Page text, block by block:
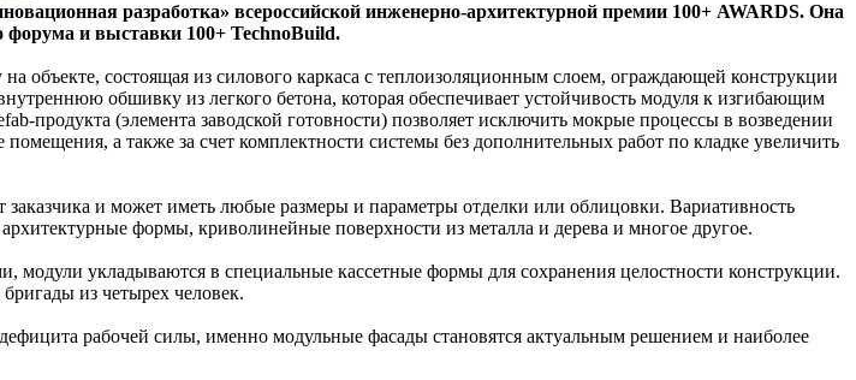
разработка» всероссийской инженерно-архитектурной премии 100+ AWARDS. Она
форума и выставки 100+ TechnoBuild.
состоящая из силового каркаса с теплоизоляционным слоем, ограждающей конструкции
обшивку из легкого бетона, которая обеспечивает устойчивость модуля к изгибающим
продукта (элемента заводской готовности) позволяет исключить мокрые процессы в возведении
а также за счет комплектности системы без дополнительных работ по кладке увеличить
и может иметь любые размеры и параметры отделки или облицовки. Вариативность
формы, криволинейные поверхности из металла и дерева и многое другое.
модули укладываются в специальные кассетные формы для сохранения целостности конструкции.
из четырех человек.
рабочей силы, именно модульные фасады становятся актуальным решением и наиболее